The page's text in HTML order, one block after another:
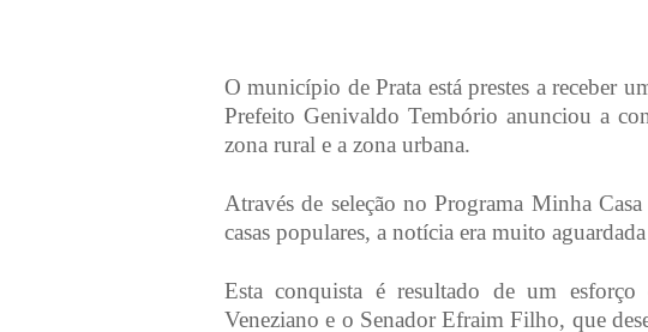
O município de Prata está prestes a receber
Prefeito Genivaldo Tembório anunciou a
zona rural e a zona urbana.
Através de seleção no Programa Minha
casas populares, a notícia era muito
Esta conquista é resultado de um
Veneziano e o Senador Efraim Filho, que